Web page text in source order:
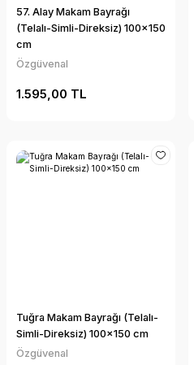
57. Alay Makam Bayrağı
(Telalı-Simli-Direksiz) 100x150
cm
Özgüvenal
1.595,00 TL
Tuğra Makam Bayrağı (Telalı-
Simli-Direksiz) 100x150 cm
Özgüvenal